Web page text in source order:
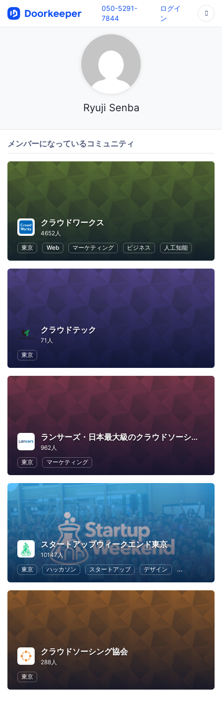
050-5291-
7844
ログイ
ン
Ryuji Senba
メンバーになっているコミュニティ
クラウドワークス
4652人
東京
Web マーケティング ビジネス 人工知能
クラウドテック
71人
東京
ランサーズ・日本最大級のクラウドソーシング
962人
東京
マーケティング
スタートアップウィークエンド東京
10147人
東京
ハッカソン スタートアップ デザイン マーケティング
クラウドソーシング協会
288人
東京